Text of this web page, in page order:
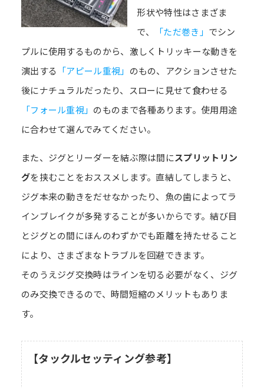
形状や特性はさまざま
で、
「ただ巻き」 でシン
プルに使用するものから、激しくトリッキーな動きを
演出する 「アピール重視」 のもの、アクションさせた
後にナチュラルだったり、スローに見せて食わせる
「フォール重視」 のものまで各種あります。使用用途
に合わせて選んでみてください。
また、ジグとリーダーを結ぶ際は間にスプリットリン
グを挟むことをおススメします。直結してしまうと、
ジグ本来の動きをだせなかったり、魚の歯によってラ
インブレイクが多発することが多いからです。結び目
とジグとの間にほんのわずかでも距離を持たせること
により、さまざまなトラブルを回避できます。
そのうえジグ交換時はラインを切る必要がなく、ジグ
のみ交換できるので、時間短縮のメリットもありま
す。
【タックルセッティング参考】